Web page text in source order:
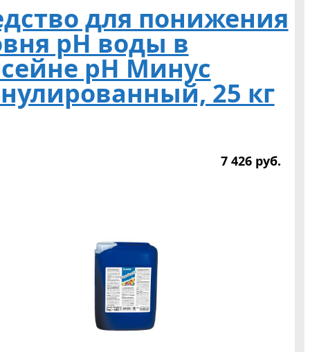
для понижения
pH воды в
pH Mинус
25 кг
7 426 руб.